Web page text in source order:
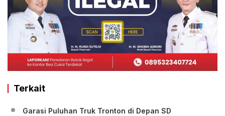
Terkait
Garasi Puluhan Truk Tronton di Depan SD